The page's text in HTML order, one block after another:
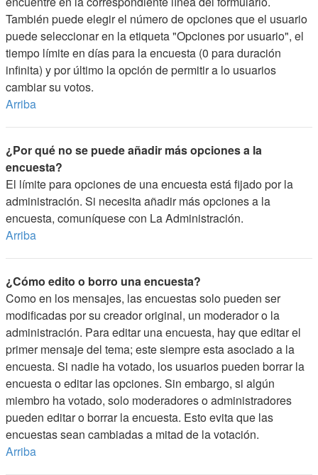
También puede elegir el número de opciones que el usuario
puede seleccionar en la etiqueta "Opciones por usuario", el
tiempo límite en días para la encuesta (0 para duración
infinita) y por último la opción de permitir a lo usuarios
cambiar su votos.
Arriba
¿Por qué no se puede añadir más opciones a la
encuesta?
El límite para opciones de una encuesta está fijado por la
administración. Si necesita añadir más opciones a la
encuesta, comuníquese con La Administración.
Arriba
¿Cómo edito o borro una encuesta?
Como en los mensajes, las encuestas solo pueden ser
modificadas por su creador original, un moderador o la
administración. Para editar una encuesta, hay que editar el
primer mensaje del tema; este siempre esta asociado a la
encuesta. Si nadie ha votado, los usuarios pueden borrar la
encuesta o editar las opciones. Sin embargo, si algún
miembro ha votado, solo moderadores o administradores
pueden editar o borrar la encuesta. Esto evita que las
encuestas sean cambiadas a mitad de la votación.
Arriba